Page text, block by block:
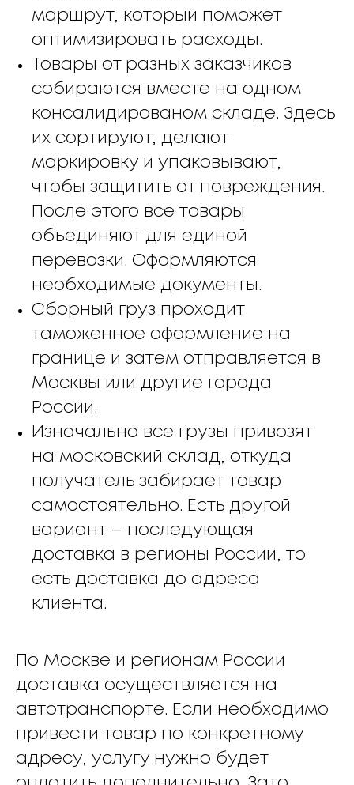
маршрут, который поможет
оптимизировать расходы.
Товары от разных заказчиков
собираются вместе на одном
консалидированом складе. Здесь
их сортируют, делают
маркировку и упаковывают,
чтобы защитить от повреждения.
После этого все товары
объединяют для единой
перевозки. Оформляются
необходимые документы.
Сборный груз проходит
таможенное оформление на
границе и затем отправляется в
Москвы или другие города
России.
Изначально все грузы привозят
на московский склад, откуда
получатель забирает товар
самостоятельно. Есть другой
вариант – последующая
доставка в регионы России, то
есть доставка до адреса
клиента.
По Москве и регионам России
доставка осуществляется на
автотранспорте. Если необходимо
привести товар по конкретному
адресу, услугу нужно будет